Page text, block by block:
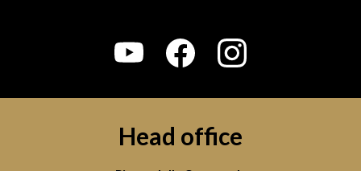
Head office